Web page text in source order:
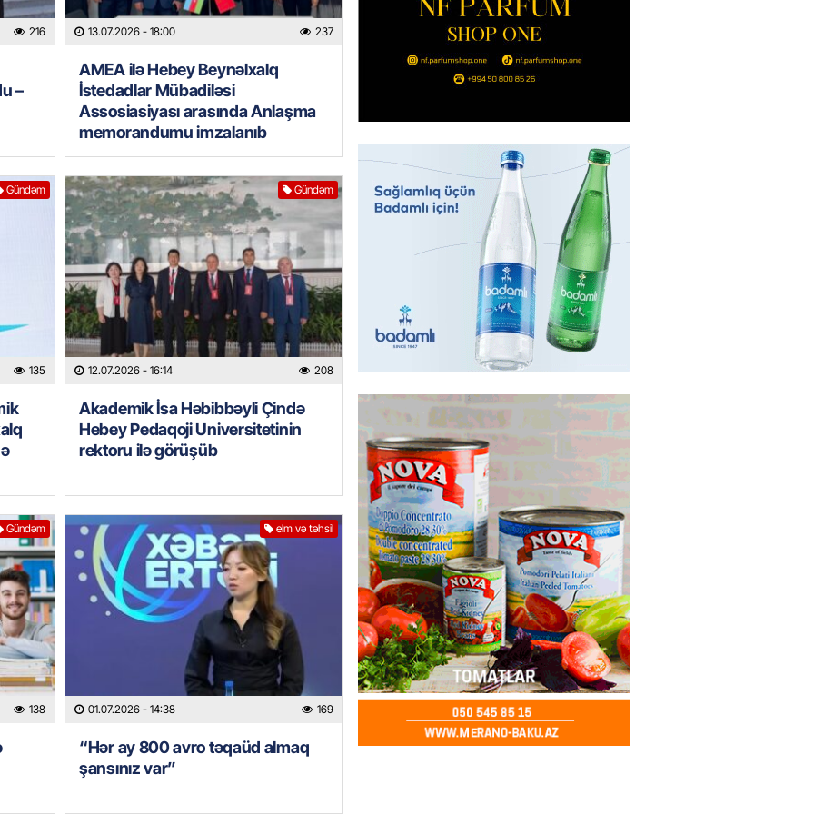
216
–
13.07.2026 - 18:00 237
AMEA ilə Hebey Beynəlxalq
İstedadlar Mübadiləsi
Assosiasiyası arasında Anlaşma
memorandumu imzalanıb
Gündəm
135
Gündəm
12.07.2026 - 16:14 208
Akademik İsa Həbibbəyli Çində
Hebey Pedaqoji Universitetinin
rektoru ilə görüşüb
Gündəm
138
elm və təhsil
01.07.2026 - 14:38 169
“Hər ay 800 avro təqaüd almaq
şansınız var”
Prezident Əliyev 2 diplomatı geri çağırdı
- 14:30
imiş
06.08.2026- 14:15 78
MANŞET
Sarkisyanın əmlakı müsadirə EDİLDİ
80
İtaliyada zibil qutusuna atılan 1 milyon
avroluq lotereya bileti iki günlük
axtarışdan sonra tapılıb
06.08.2026- 13:45 70
Tərtərdə FACİƏ – Ər-arvad yanaraq
ÖLDÜ
06.08.2026- 13:30 81
BANNER
Tramp: İranla müharibəyə yox, sülhə
üstünlük verərdim
06.08.2026- 13:15 81
GÜNDƏM
Azərbaycan üzərindən Ermənistana
Rusiya buğdası gedib
- 13:00